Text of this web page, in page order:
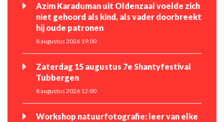
Azim Karaduman uit Oldenzaal voelde zich
niet gehoord als kind, als vader doorbreekt
hij oude patronen
8 augustus 2026 19:00
Zaterdag 15 augustus 7e Shantyfestival
Tubbergen
8 augustus 2026 12:00
Workshop natuurfotografie: leer van elke